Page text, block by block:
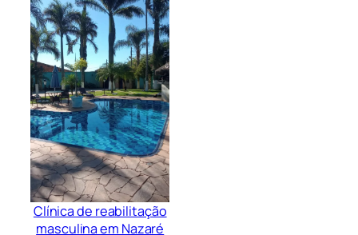
Clínica de reabilitação
masculina em Nazaré